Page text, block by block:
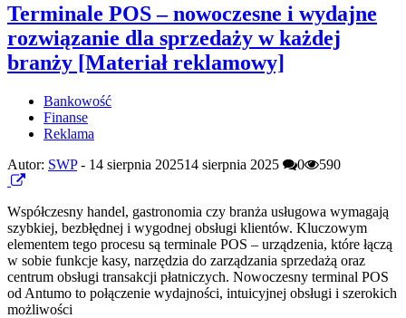
Terminale POS – nowoczesne i wydajne
rozwiązanie dla sprzedaży w każdej
branży [Materiał reklamowy]
Bankowość
Finanse
Reklama
Autor: SWP- 14 sierpnia 202514 sierpnia 2025 0 590
Współczesny handel, gastronomia czy branża usługowa wymagają
szybkiej, bezbłędnej i wygodnej obsługi klientów. Kluczowym
elementem tego procesu są terminale POS – urządzenia, które łączą
w sobie funkcje kasy, narzędzia do zarządzania sprzedażą oraz
centrum obsługi transakcji płatniczych. Nowoczesny terminal POS
od Antumo to połączenie wydajności, intuicyjnej obsługi i szerokich
możliwości